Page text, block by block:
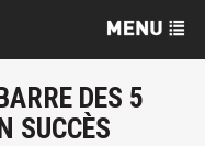
DES 5
SUCCÈS